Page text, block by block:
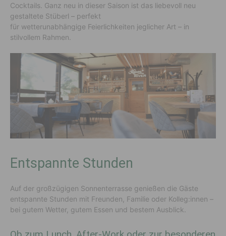
Cocktails. Ganz neu in dieser Saison ist das liebevoll neu
gestaltete Stüberl – perfekt
für wetterunabhängige Feierlichkeiten jeglicher Art – in
stilvollem Rahmen.
Entspannte Stunden
Auf der großzügigen Sonnenterrasse genießen die Gäste
entspannte Stunden mit Freunden, Familie oder Kolleg:innen –
bei gutem Wetter, gutem Essen und bestem Ausblick.